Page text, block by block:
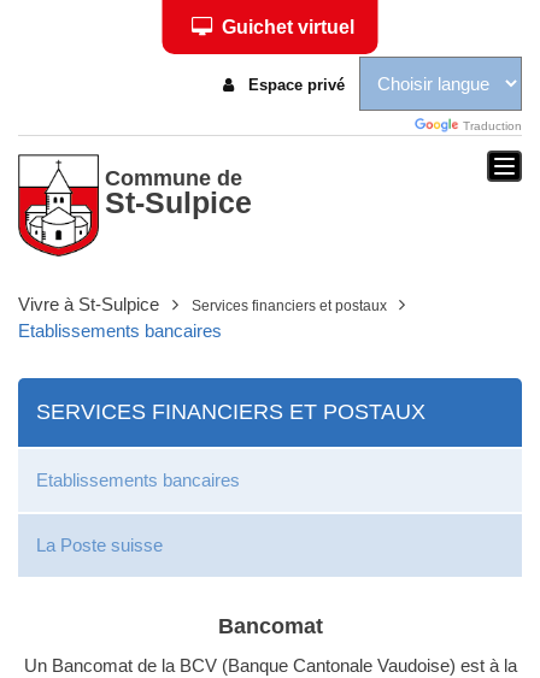
Traduction
Espace privé
Guichet virtuel
Commune de
St-Sulpice
Vivre à St-Sulpice Services financiers et postaux
Etablissements bancaires
SERVICES FINANCIERS ET POSTAUX
Etablissements bancaires
La Poste suisse
Bancomat
Un Bancomat de la BCV (Banque Cantonale Vaudoise) est à la